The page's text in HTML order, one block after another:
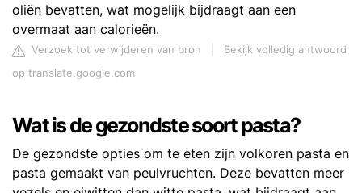
oliën bevatten, wat mogelijk bijdraagt ​​aan een
overmaat aan calorieën.
Verzoek tot verwijderen van bron
Bekijk volledig antwoord
op translate.google.com
Wat is de gezondste soort pasta?
De gezondste opties om te eten zijn volkoren pasta en
pasta gemaakt van peulvruchten. Deze bevatten meer